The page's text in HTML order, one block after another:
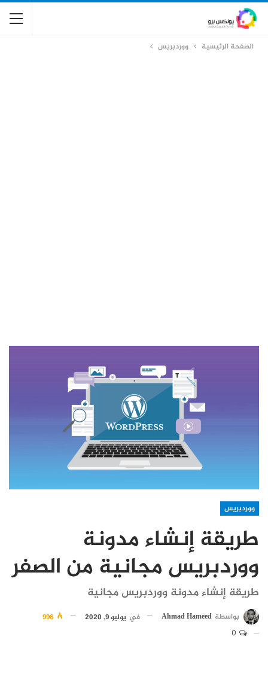
الصفحة الرئيسية ووردبريس
ووردبريس
طريقة إنشاء مدونة
ووردبريس مجانية من الصفر
طريقة إنشاء مدونة ووردبريس مجانية
بواسطة Ahmad Hameed في يوليو 9, 2020